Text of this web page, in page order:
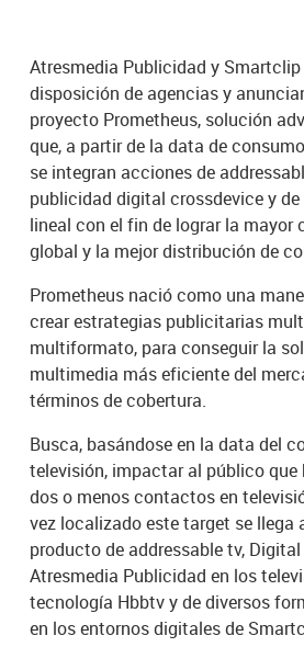
Atresmedia Publicidad y Smartclip
disposición de agencias y
proyecto Prometheus, solución
que, a partir de la data de
se integran acciones de
publicidad digital crossdevice y
lineal con el fin de lograr la mayor
global y la mejor distribución de
Prometheus nació como una
crear estrategias publicitarias
multiformato, para conseguir la
multimedia más eficiente del
términos de cobertura.
Busca, basándose en la data del
televisión, impactar al público que
dos o menos contactos en
vez localizado este target se llega
producto de addressable tv,
Atresmedia Publicidad en los
tecnología Hbbtv y de diversos
en los entornos digitales de